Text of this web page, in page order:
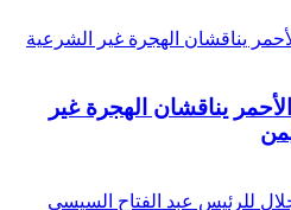
يناقشان الهجرة غير